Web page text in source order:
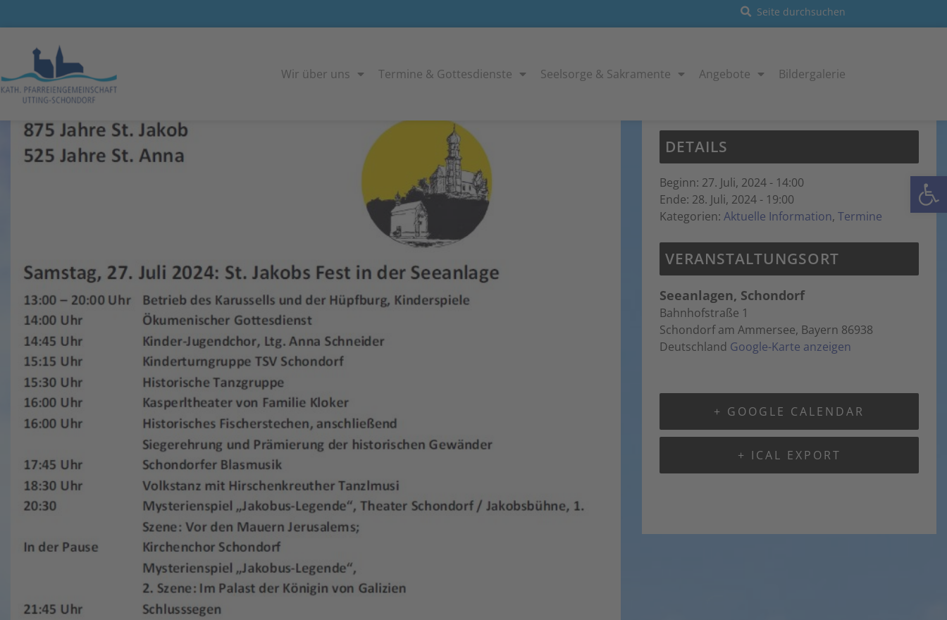
Wir über uns Termine & Gottesdienste Seelsorge & Sakramente Angebote Bildergalerie
Diese Veranstaltung hat bereits stattgefunden.
DETAILS
Beginn: 27. Juli, 2024 - 14:00
Ende: 28. Juli, 2024 - 19:00
Kategorien: Aktuelle Information, Termine
VERANSTALTUNGSORT
Seeanlagen, Schondorf
Bahnhofstraße 1
Schondorf am Ammersee, Bayern 86938
Deutschland Google-Karte anzeigen
+ GOOGLE CALENDAR
+ ICAL EXPORT